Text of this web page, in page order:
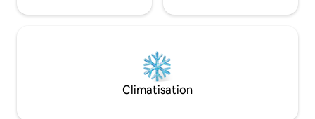
Climatisation